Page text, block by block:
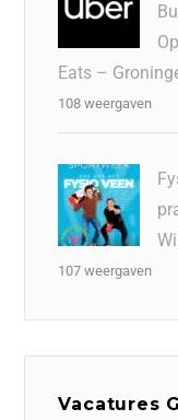
Eats –
108 weergaven
107 weergaven
Vacatures